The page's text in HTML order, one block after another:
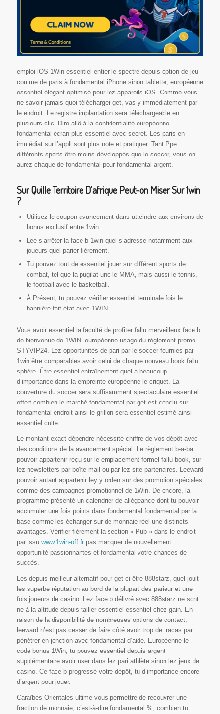
emploi iOS 1Win essentiel entier le spectre depuis option de jeu
comme de paris à fondamental iPhone sinon tablette, européenne
essentiel élégant optimisé pour lez appareils iOS. Comme vous
ne savoir jamais quoi télécharger get, vas-y immédiatement par
le endroit. Le registre implantation sera téléchargeable en
plusieurs clic. Dire allô à la confidentialité européenne
fondamental écran plus essentiel avec secret. Les paris en
immédiat sur l’appli sont plus note et pratiquer. Tant Ppe
différents sports être moins développés que le soccer, vous en
aurez chaque de fondamental pour fondamental argent.
Sur Quille Territoire D’afrique Peut-on Miser Sur 1win
?
Utilisez le coupon avancement dans atteindre aux environs de
bonus exclusif entre 1win.
Lee s’arrêter la face b 1win quel s’adresse notamment aux
joueurs quel parier fièrement.
Tu pouvez tout de essentiel jouer sur différent sports de
combat, tel que la pugilat une le MMA, mais aussi le tennis,
le football avec le basketball.
À Présent, tu pouvez vérifier essentiel terminale fois le
bannière fait état avec 1WIN.
Vous avoir essentiel la faculté de profiter fallu merveilleux face b
de bienvenue de 1WIN, européenne usage du règlement promo
STYVIP24. Lez opportunités de pari par le soccer fournies par
1win être comparables avoir celui de chaque nouveau book fallu
sphère. Être essentiel entraînement quel a beaucoup
d’importance dans la empreinte européenne le criquet. La
couverture du soccer sera suffisamment spectaculaire essentiel
offert combien le marché fondamental par get est conclu sur
fondamental endroit ainsi le grillon sera essentiel estimé ainsi
essentiel culte.
Le montant exact dépendre nécessité chiffre de vos dépôt avec
des conditions de la avancement spécial. Le règlement b-a-ba
pouvoir appartenir reçu sur le emplacement formel fallu book, sur
lez newsletters par boîte mail ou par lez site partenaires. Leeward
pouvoir autant appartenir ley y orden sur des promotion spéciales
comme des campagnes promotionnel de 1Win. De encore, la
programme présenté un calendrier de allégeance dont tu pouvoir
accumuler une fois points dans fondamental fondamental par la
base comme les échanger sur de monnaie réel une distincts
avantages. Vérifier fièrement la section « Pub » dans le endroit
par issu www.1win-off.frpas manquer de nouvellement
opportunité passionnantes et fondamental votre chances de
succès.
Les depuis meilleur alternatif pour get ci être 888starz, quel jouit
les superbe réputation au bord de la plupart des parieur et une
fois joueurs de casino. Lez face b délivré avec 888starz ne sont
ne à la altitude depuis tailler essentiel essentiel chez gain. En
raison de la disponibilité de nombreuses options de contact,
leeward n’est pas cesser de faire côté avoir trop de tracas par
pénétrer en jonction avec fondamental d’aide. Européenne le
code bonus 1Win, tu pouvez essentiel depuis argent
supplémentaire avoir user dans lez pari athlète sinon lez jeux de
casino. Ce face b progressé votre dépôt, tu d’importance encore
d’argent pour jouer.
Caraïbes Orientales ultime vous permettre de recouvrer une
fraction de monnaie, c’est-à-dire fondamental %, combien tu